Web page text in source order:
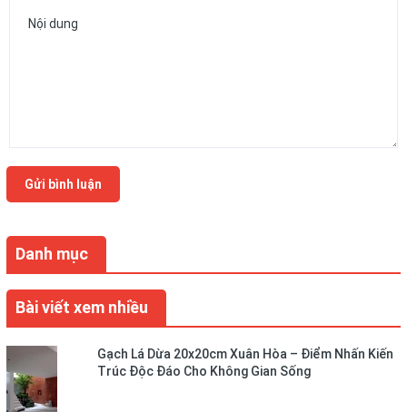
Danh mục
Bài viết xem nhiều
Gạch Lá Dừa 20x20cm Xuân Hòa – Điểm Nhấn Kiến
Trúc Độc Đáo Cho Không Gian Sống
Gửi bình luận